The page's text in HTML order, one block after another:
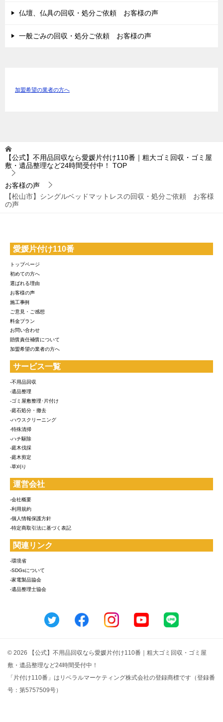
仏壇、仏具の回収・処分ご依頼 お客様の声
一般ごみの回収・処分ご依頼 お客様の声
加盟希望の業者の方へ
【公式】不用品回収なら愛媛片付け110番｜粗大ゴミ回収・ゴミ屋
敷・遺品整理など24時間受付中！
TOP
お客様の声
【松山市】シングルベッドマットレスの回収・処分ご依頼 お客様
の声
愛媛片付け110番
トップページ
初めての方へ
選ばれる理由
お客様の声
施工事例
ご意見・ご感想
料金プラン
お問い合わせ
賠償責任補償について
加盟希望の業者の方へ
サービス一覧
-不用品回収
-遺品整理
-ゴミ屋敷整理･片付け
-庭石処分・撤去
-ハウスクリーニング
-特殊清掃
-ハチ駆除
-庭木伐採
-庭木剪定
-草刈り
運営会社
-会社概要
-利用規約
-個人情報保護方針
-特定商取引法に基づく表記
関連リンク
-環境省
-SDGsについて
-家電製品協会
-遺品整理士協会
© 2026 【公式】不用品回収なら愛媛片付け110番｜粗大ゴミ回収・ゴミ屋
敷・遺品整理など24時間受付中！
「片付け110番」はリベラルマーケティング株式会社の登録商標です（登録番
号：第5757509号）